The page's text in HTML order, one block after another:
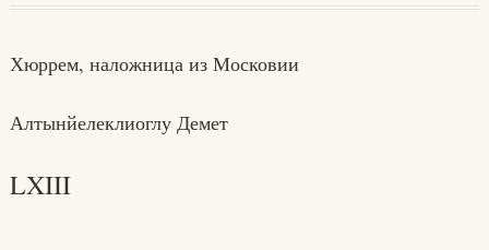
Хюррем, наложница из Московии
Алтынйелеклиоглу Демет
LXIII